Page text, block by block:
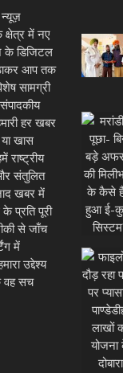
क्षेत्र में नए
डिजिटल
आप तक
सामग्री
हर खबर
या खास
राष्ट्रीय
संतुलित
खबर में
प्रति पूरी
से जाँच
में
उद्देश्य
वह सच